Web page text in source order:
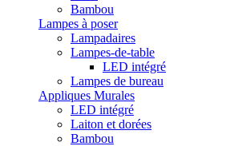
Bambou
Lampes à poser
Lampadaires
Lampes-de-table
LED intégré
Lampes de bureau
Appliques Murales
LED intégré
Laiton et dorées
Bambou